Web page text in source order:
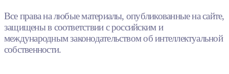
Все права на любые материалы, опубликованные на сайте,
защищены в соответствии с российским и
международным законодательством об интеллектуальной
собственности.